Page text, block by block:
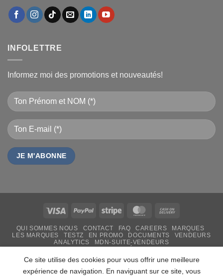
INFOLETTRE
Informez moi des promotions et nouveautés!
Visa PayPal Stripe MasterCard
Delivery
QUI SOMMES NOUS CONTACT FAQ CAREERS
MARQUES
LES MARQUES
TESTZ EN PROMO DOCUMENTS
VENDEURS
ANALYTICS
MDN-SUITE-VENDEURS
IMPRESSION PERSONNALISÉE
MON-TSHIRT
FÊTE DES MÈRES 31 MAI 2026 CAMEROUN
PASS LIVRAISON & SERVICE
Copyright 2026 © MADON DEV
Ce site utilise des cookies pour vous offrir une meilleure
expérience de navigation. En naviguant sur ce site, vous